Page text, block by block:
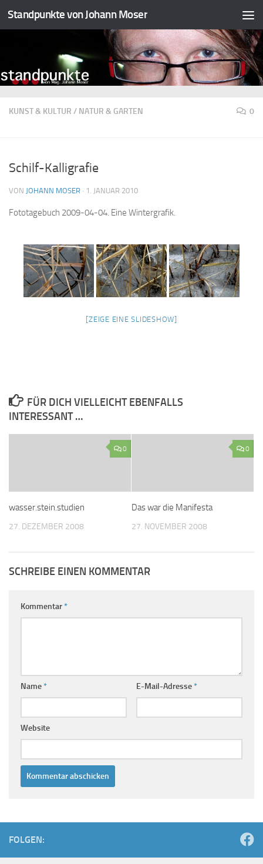
Zum Inhalt springen
Standpunkte von Johann Moser
KUNST & KULTUR / NATUR & GARTEN 0
Schilf-Kalligrafie
VON JOHANN MOSER · 1. JANUAR 2010
Fototagebuch 2009-04-04. Eine Wintergrafik.
[ZEIGE EINE SLIDESHOW]
FÜR DICH VIELLEICHT EBENFALLS
INTERESSANT …
0
wasser.stein.studien
27. DEZEMBER 2008
0
Das war die Manifesta
27. NOVEMBER 2008
SCHREIBE EINEN KOMMENTAR
Kommentar*
Name* E-Mail-Adresse*
Website
FOLGEN: